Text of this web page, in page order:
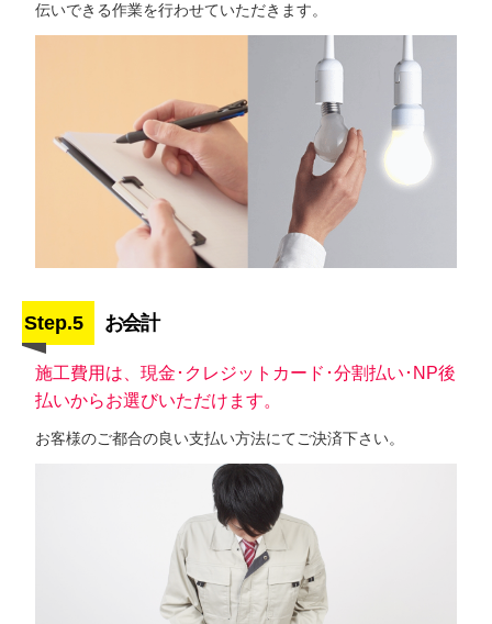
伝いできる作業を行わせていただきます。
Step.5 お会計
施工費用は、現金･クレジットカード･分割払い･NP後
払いからお選びいただけます。
お客様のご都合の良い支払い方法にてご決済下さい。